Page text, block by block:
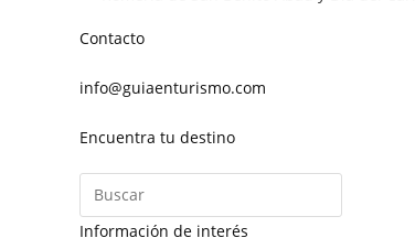
Contacto
info@guiaenturismo.com
Encuentra tu destino
Información de interés